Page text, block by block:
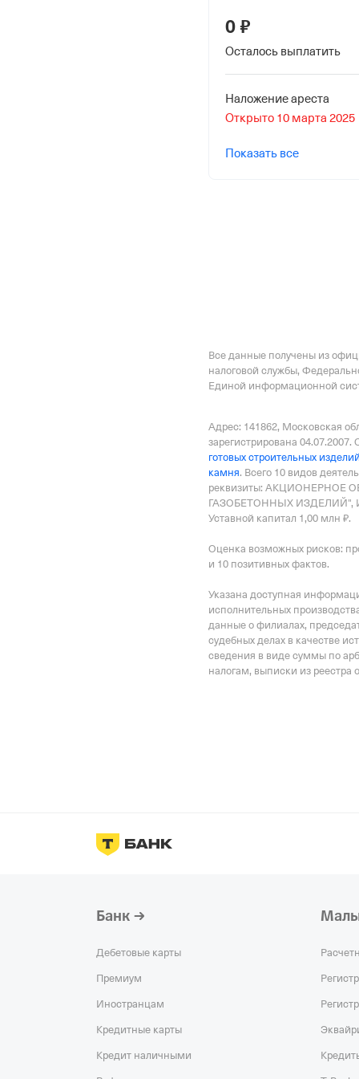
0 ₽
Осталось выплатить
Наложение ареста
Открыто 10 марта 2025
Показать все
Все данные получены из
налоговой службы,
Единой информационной
Адрес: 141862, Московская
зарегистрирована 04.07.2007.
готовых строительных
камня. Всего 10 видов
реквизиты: АКЦИОНЕРНОЕ
ГАЗОБЕТОННЫХ ИЗДЕЛИЙ",
Уставной капитал 1,00 млн ₽.
Оценка возможных рисков:
и 10 позитивных фактов.
Указана доступная
исполнительных
данные о филиалах,
судебных делах в качестве
сведения в виде суммы по
налогам, выписки из реестра
Банк
Дебетовые карты
Премиум
Иностранцам
Кредитные карты
Кредит наличными